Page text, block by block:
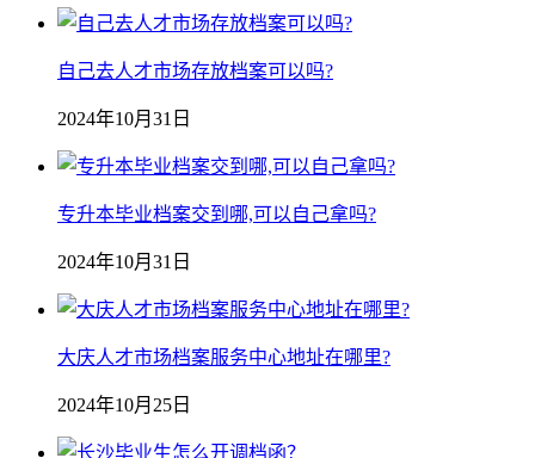
自己去人才市场存放档案可以吗?
2024年10月31日
专升本毕业档案交到哪,可以自己拿吗?
2024年10月31日
大庆人才市场档案服务中心地址在哪里?
2024年10月25日